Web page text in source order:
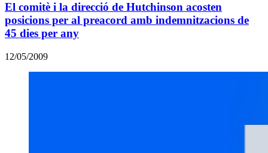
El comitè i la direcció de Hutchinson acosten
posicions per al preacord amb indemnitzacions de
45 dies per any
12/05/2009